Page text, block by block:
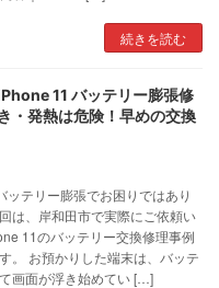
続きを読む
11 バッテリー膨張修
・発熱は危険！早めの交換
ッテリー膨張でお困りではあり
は、岸和田市で実際にご依頼い
11のバッテリー交換修理事例
。 お預かりした端末は、バッテ
画面が浮き始めてい […]